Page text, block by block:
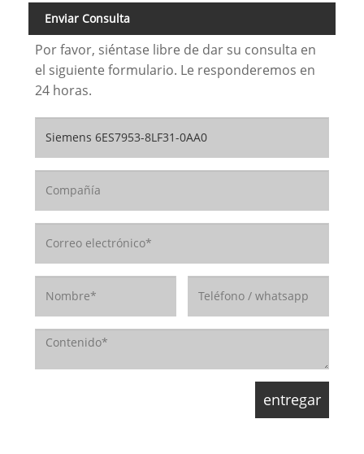
Enviar Consulta
Por favor, siéntase libre de dar su consulta en
el siguiente formulario. Le responderemos en
24 horas.